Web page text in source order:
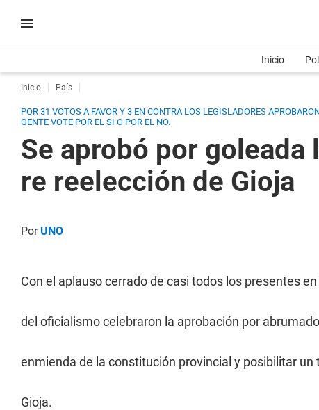
Inicio
Inicio País
POR 31 VOTOS A FAVOR Y 3 EN CONTRA LOS LEGISLADORES
GENTE VOTE POR EL SI O POR EL NO.
Se aprobó por goleada
re reelección de Gioja
PorUNO
Con el aplauso cerrado de casi todos los presentes
del oficialismo celebraron la aprobación por
enmienda de la constitución provincial y posibilitar
Gioja.